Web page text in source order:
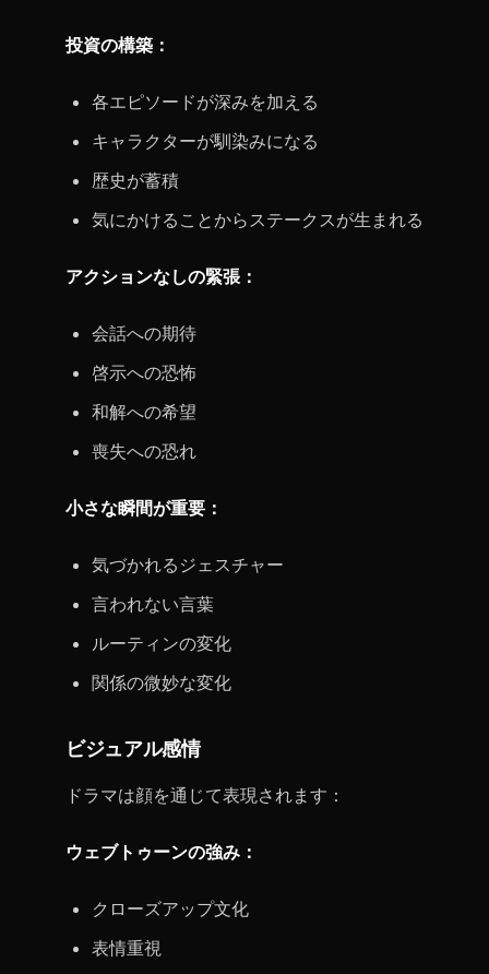
投資の構築：
各エピソードが深みを加える
キャラクターが馴染みになる
歴史が蓄積
気にかけることからステークスが生まれる
アクションなしの緊張：
会話への期待
啓示への恐怖
和解への希望
喪失への恐れ
小さな瞬間が重要：
気づかれるジェスチャー
言われない言葉
ルーティンの変化
関係の微妙な変化
ビジュアル感情
ドラマは顔を通じて表現されます：
ウェブトゥーンの強み：
クローズアップ文化
表情重視